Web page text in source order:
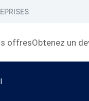
offresObtenez un